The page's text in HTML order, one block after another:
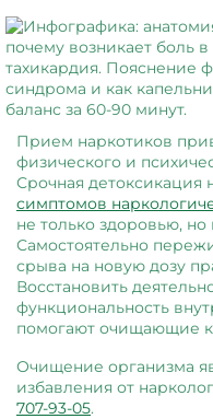
Прием наркотиков
физического и
Срочная детоксикация
симптомов
не только здоровью,
Самостоятельно
срыва на новую дозу
Восстановить
функциональность
помогают очищающие
Очищение организма
избавления от
707-93-05.